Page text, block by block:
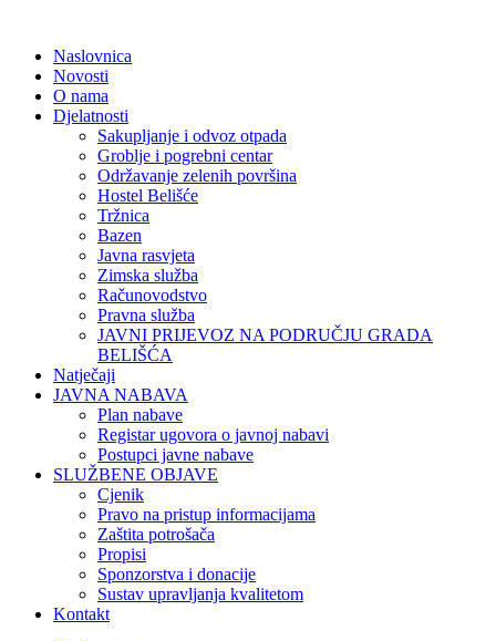
Naslovnica
Novosti
O nama
Djelatnosti
Sakupljanje i odvoz otpada
Groblje i pogrebni centar
Održavanje zelenih površina
Hostel Belišće
Tržnica
Bazen
Javna rasvjeta
Zimska služba
Računovodstvo
Pravna služba
JAVNI PRIJEVOZ NA PODRUČJU GRADA
BELIŠĆA
Natječaji
JAVNA NABAVA
Plan nabave
Registar ugovora o javnoj nabavi
Postupci javne nabave
SLUŽBENE OBJAVE
Cjenik
Pravo na pristup informacijama
Zaštita potrošača
Propisi
Sponzorstva i donacije
Sustav upravljanja kvalitetom
Kontakt